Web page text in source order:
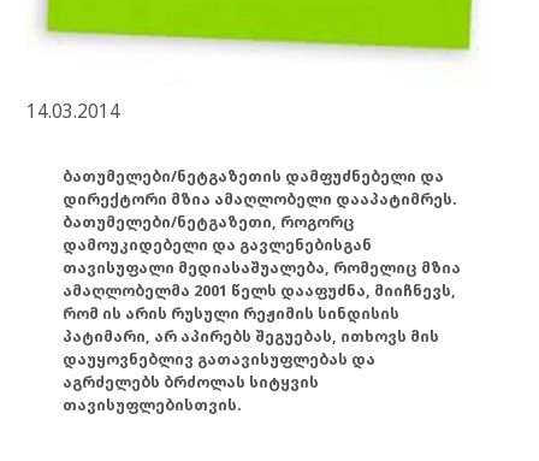
14.03.2014
ბათუმელები/ნეტგაზეთის დამფუძნებელი და
დირექტორი მზია ამაღლობელი დააპატიმრეს.
ბათუმელები/ნეტგაზეთი, როგორც
დამოუკიდებელი და გავლენებისგან
თავისუფალი მედიასაშუალება, რომელიც მზია
ამაღლობელმა 2001 წელს დააფუძნა, მიიჩნევს,
რომ ის არის რუსული რეჟიმის სინდისის
პატიმარი, არ აპირებს შეგუებას, ითხოვს მის
დაუყოვნებლივ გათავისუფლებას და
აგრძელებს ბრძოლას სიტყვის
თავისუფლებისთვის.